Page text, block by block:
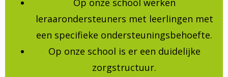
Op onze school werken
leraarondersteuners met leerlingen met
een specifieke ondersteuningsbehoefte.
Op onze school is er een duidelijke
zorgstructuur.